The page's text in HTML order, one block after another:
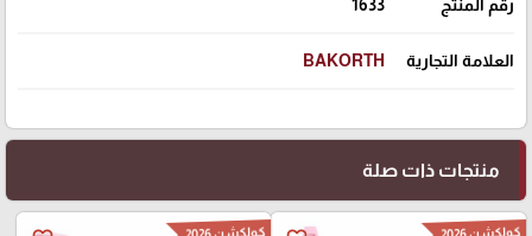
رقم المنتج 1633
العلامة التجارية BAKORTH
منتجات ذات صلة
كولكشن 2026 كولكشن 2026